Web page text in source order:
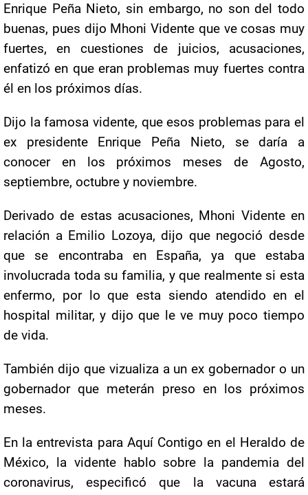
Enrique Peña Nieto, sin embargo, no son del todo
buenas, pues dijo Mhoni Vidente que ve cosas muy
fuertes, en cuestiones de juicios, acusaciones,
enfatizó en que eran problemas muy fuertes contra
él en los próximos días.
Dijo la famosa vidente, que esos problemas para el
ex presidente Enrique Peña Nieto, se daría a
conocer en los próximos meses de Agosto,
septiembre, octubre y noviembre.
Derivado de estas acusaciones, Mhoni Vidente en
relación a Emilio Lozoya, dijo que negoció desde
que se encontraba en España, ya que estaba
involucrada toda su familia, y que realmente si esta
enfermo, por lo que esta siendo atendido en el
hospital militar, y dijo que le ve muy poco tiempo
de vida.
También dijo que vizualiza a un ex gobernador o un
gobernador que meterán preso en los próximos
meses.
En la entrevista para Aquí Contigo en el Heraldo de
México, la vidente hablo sobre la pandemia del
coronavirus, especificó que la vacuna estará